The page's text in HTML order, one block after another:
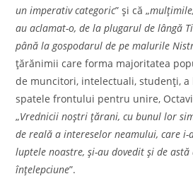
un imperativ categoric” şi că „
au aclamat-o, de la plugarul de lângă
până la gospodarul de pe malurile
ţărănimii care forma majoritatea
de muncitori, intelectuali, studenţi,
spatele frontului pentru unire,
„Vrednicii noştri ţărani, cu bunul lor
de reală a intereselor neamului, care
luptele noastre, şi-au dovedit şi de
înţelepciune”.